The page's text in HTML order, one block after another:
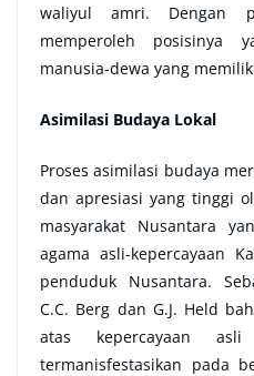
waliyul amri. Dengan
memperoleh posisinya
manusia-dewa yang
Asimilasi Budaya Lokal
Proses asimilasi budaya
dan apresiasi yang tinggi
masyarakat Nusantara
agama asli-kepercayaan
penduduk Nusantara.
C.C. Berg dan G.J. Held
atas kepercayaan asli
termanisfestasikan pada